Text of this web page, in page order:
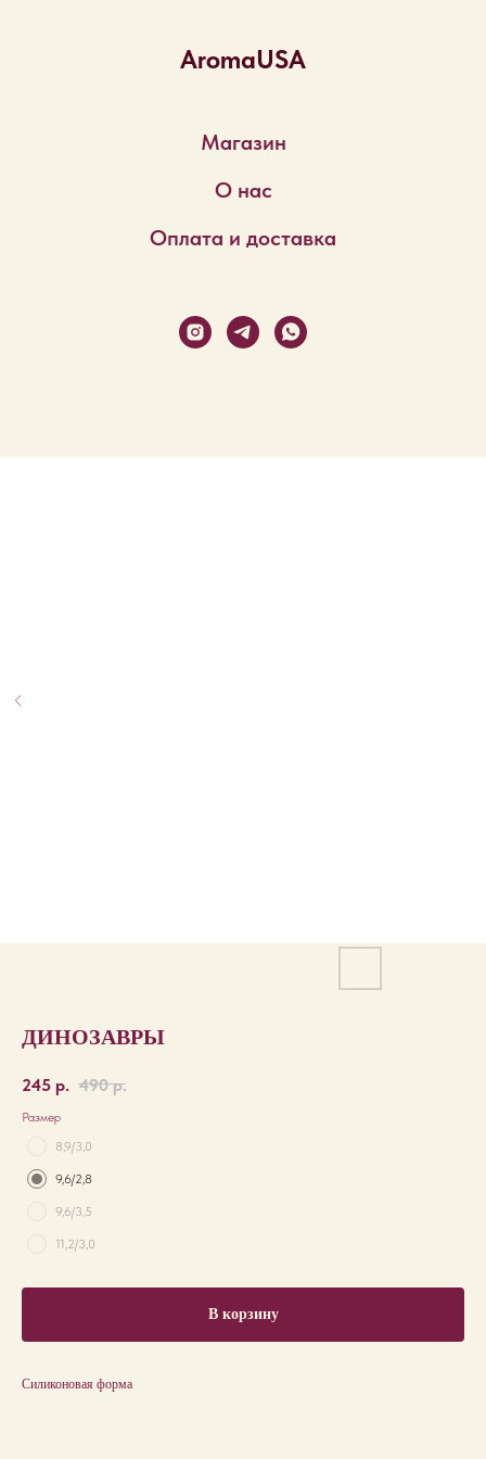
AromaUSA
Магазин
О нас
Оплата и доставка
ДИНОЗАВРЫ
245 р. 490 р.
Размер
8,9/3,0
9,6/2,8
9,6/3,5
11,2/3,0
В корзину
Силиконовая форма